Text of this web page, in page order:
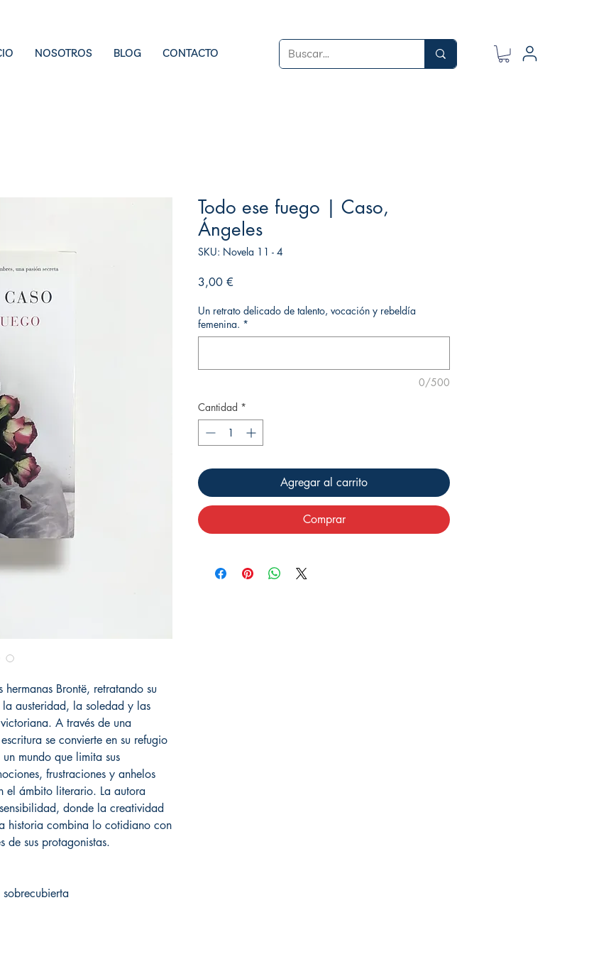
NOSOTROS BLOG CONTACTO
Brontë, retratando su
austeridad, la soledad y las
A través de una
se convierte en su refugio
mundo que limita sus
frustraciones y anhelos
el ámbito literario. La autora
donde la creatividad
historia combina lo cotidiano con
de sus protagonistas.
Todo ese fuego | Caso,
Ángeles
SKU: Novela 11 - 4
3,00 €
Un retrato delicado de talento, vocación y rebeldía
femenina. *
0/500
Cantidad *
Agregar al carrito
Comprar